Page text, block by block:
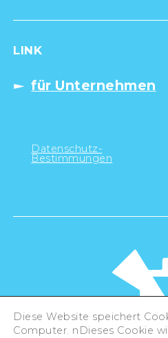
LINK
für Unternehmen
Datenschutz-
Bestimmungen
Diese Website speichert
Computer. nDieses Cookie